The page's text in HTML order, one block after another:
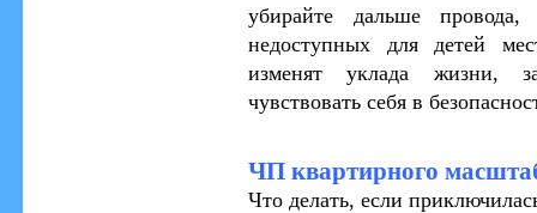
убирайте дальше
недоступных для детей
изменят уклада жизни,
чувствовать себя в
ЧП квартирного
Что делать, если